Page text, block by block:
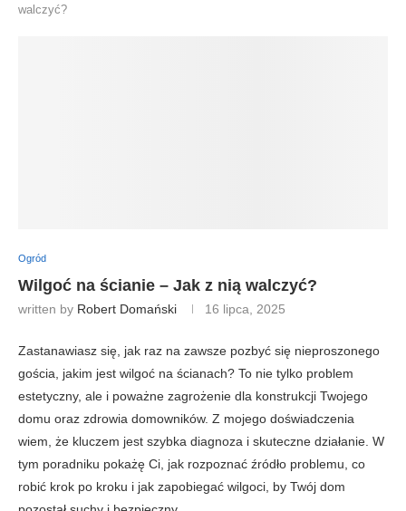
walczyć?
Ogród
Wilgoć na ścianie – Jak z nią walczyć?
written by Robert Domański 16 lipca, 2025
Zastanawiasz się, jak raz na zawsze pozbyć się nieproszonego
gościa, jakim jest wilgoć na ścianach? To nie tylko problem
estetyczny, ale i poważne zagrożenie dla konstrukcji Twojego
domu oraz zdrowia domowników. Z mojego doświadczenia
wiem, że kluczem jest szybka diagnoza i skuteczne działanie. W
tym poradniku pokażę Ci, jak rozpoznać źródło problemu, co
robić krok po kroku i jak zapobiegać wilgoci, by Twój dom